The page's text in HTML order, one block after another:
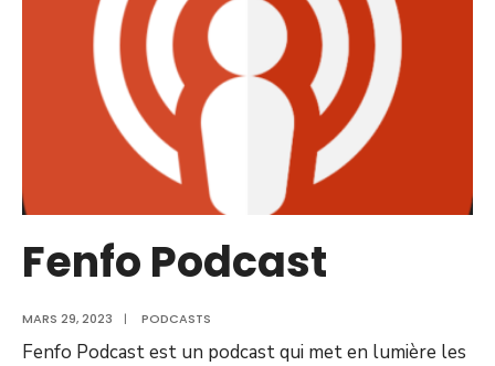
Fenfo Podcast
MARS 29, 2023 | PODCASTS
Fenfo Podcast est un podcast qui met en lumière les